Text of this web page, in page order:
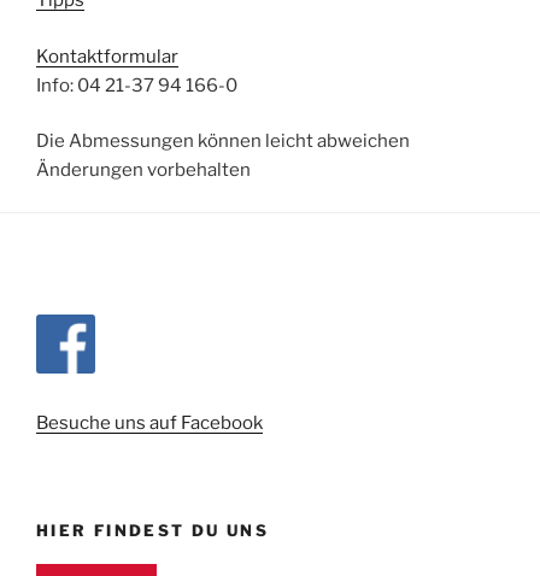
Kontaktformular
Info: 04 21-37 94 166-0
Die Abmessungen können leicht abweichen
Änderungen vorbehalten
Besuche uns auf Facebook
HIER FINDEST DU UNS